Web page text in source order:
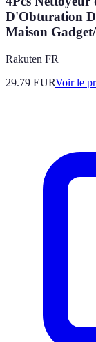
D'Obturation
Maison
Rakuten FR
29.79 EURVoir le